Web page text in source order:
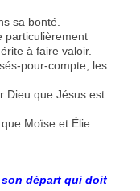
sa bonté.
particulièrement
à faire valoir.
pour-compte, les
Dieu que Jésus est
Moïse et Élie
départ qui doit